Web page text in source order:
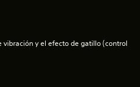
y el efecto de gatillo (control